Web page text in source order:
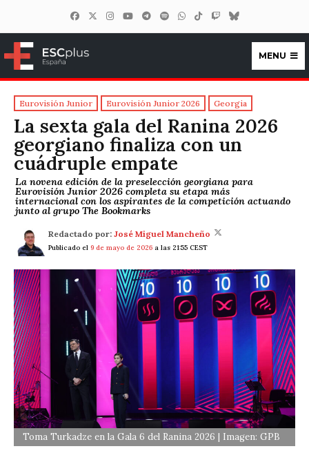
ESCplus España
MENU
Eurovisión Junior Eurovisión Junior 2026 Georgia
La sexta gala del Ranina 2026
georgiano finaliza con un
cuádruple empate
La novena edición de la preselección georgiana para
Eurovisión Junior 2026 completa su etapa más
internacional con los aspirantes de la competición actuando
junto al grupo The Bookmarks
Redactado por: José Miguel Mancheño
Publicado el 9 de mayo de 2026 a las 21:55 CEST
Toma Turkadze en la Gala 6 del Ranina 2026 | Imagen: GPB